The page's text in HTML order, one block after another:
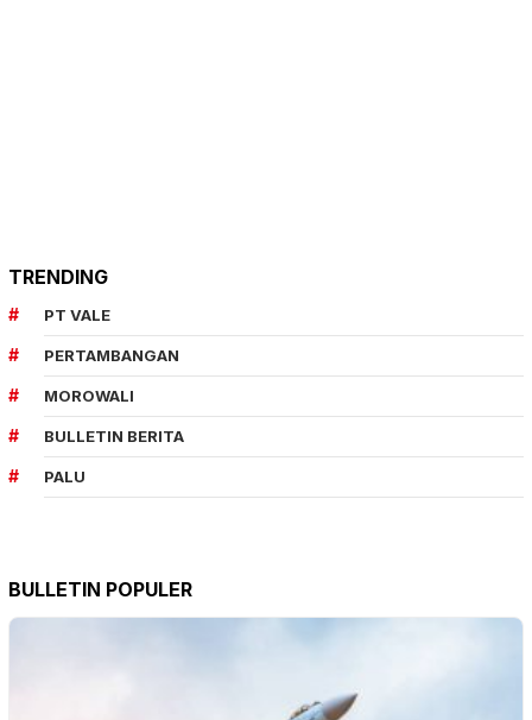
TRENDING
PT VALE
PERTAMBANGAN
MOROWALI
BULLETIN BERITA
PALU
BULLETIN POPULER